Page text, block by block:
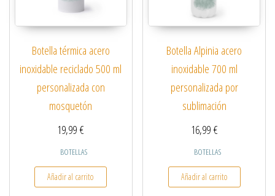
Botella térmica acero
inoxidable reciclado 500 ml
personalizada con
mosquetón
19,99€
BOTELLAS
Añadir al carrito
Botella Alpinia acero
inoxidable 700 ml
personalizada por
sublimación
16,99€
BOTELLAS
Añadir al carrito